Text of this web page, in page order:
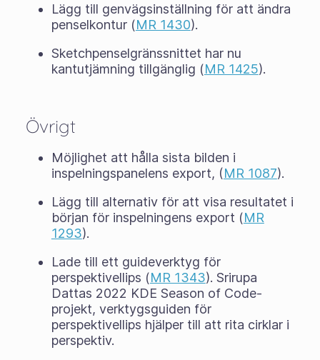
Lägg till genvägsinställning för att ändra
penselkontur (MR 1430).
Sketchpenselgränssnittet har nu
kantutjämning tillgänglig (MR 1425).
Övrigt
Möjlighet att hålla sista bilden i
inspelningspanelens export, (MR 1087).
Lägg till alternativ för att visa resultatet i
början för inspelningens export (MR
1293).
Lade till ett guideverktyg för
perspektivellips (MR 1343). Srirupa
Dattas 2022 KDE Season of Code-
projekt, verktygsguiden för
perspektivellips hjälper till att rita cirklar i
perspektiv.